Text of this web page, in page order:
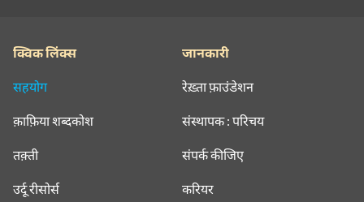
क्विक लिंक्स
सहयोग
क़ाफ़िया शब्दकोश
तक़्ती
उर्दू रीसोर्स
जानकारी
रेख़्ता फ़ाउंडेशन
संस्थापक : परिचय
संपर्क कीजिए
करियर